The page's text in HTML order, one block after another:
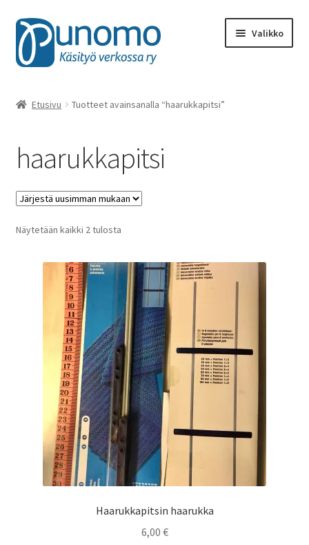
Siirry
navigointiin
Siirry
sisältöön
Valikko
Kirjat, lehdet
Käsityötuotteet
Ohjeet ja oppimateriaalit
Rahalahjoitukset
Materiaalit, työvälineet
Etusivu Tuotteet avainsanalla “haarukkapitsi”
haarukkapitsi
Näytetään kaikki 2 tulostaSorted
latest
Haarukkapitsin haarukka
6,00 €